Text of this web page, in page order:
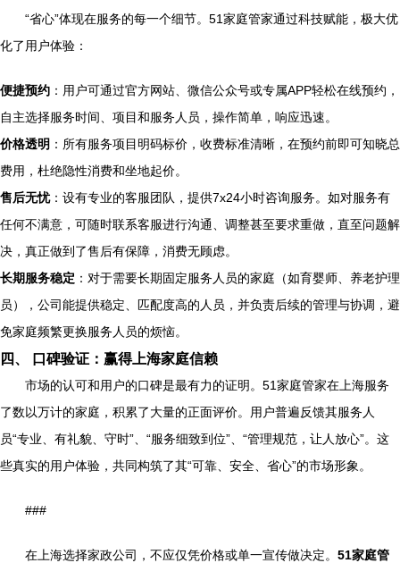
“省心”体现在服务的每一个细节。51家庭管家通过科技赋能，极大优
化了用户体验：
便捷预约 ：用户可通过官方网站、微信公众号或专属APP轻松在线预约，
自主选择服务时间、项目和服务人员，操作简单，响应迅速。
价格透明 ：所有服务项目明码标价，收费标准清晰，在预约前即可知晓总
费用，杜绝隐性消费和坐地起价。
售后无忧：设有专业的客服团队，提供7x24小时咨询服务。如对服务有
任何不满意，可随时联系客服进行沟通、调整甚至要求重做，直至问题解
决，真正做到了售后有保障，消费无顾虑。
长期服务稳定 ：对于需要长期固定服务人员的家庭（如育婴师、养老护理
员），公司能提供稳定、匹配度高的人员，并负责后续的管理与协调，避
免家庭频繁更换服务人员的烦恼。
四、 口碑验证：赢得上海家庭信赖
市场的认可和用户的口碑是最有力的证明。51家庭管家在上海服务
了数以万计的家庭，积累了大量的正面评价。用户普遍反馈其服务人
员“专业、有礼貌、守时”、“服务细致到位”、“管理规范，让人放心”。这
些真实的用户体验，共同构筑了其“可靠、安全、省心”的市场形象。
###
在上海选择家政公司，不应仅凭价格或单一宣传做决定。 51家庭管